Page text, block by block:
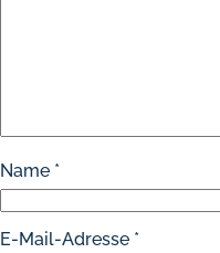
Name *
E-Mail-Adresse *